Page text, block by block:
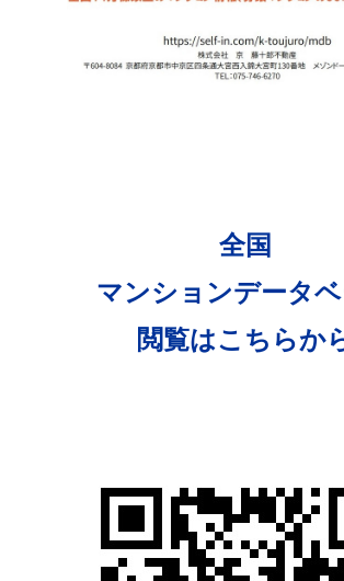
全国
マンションデータ
閲覧はこちらか